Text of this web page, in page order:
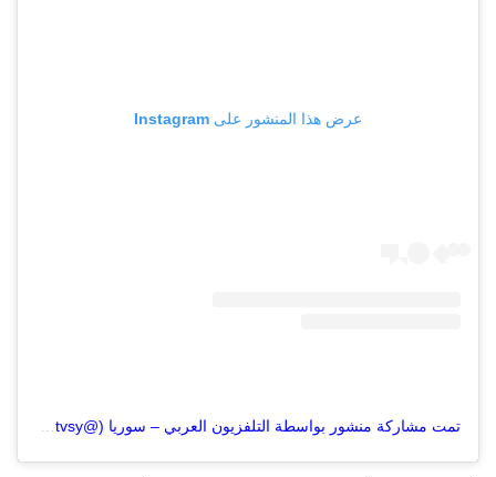
عرض هذا المنشور على Instagram
تمت مشاركة منشور بواسطة ‏‎التلفزيون العربي – سوريا‎‏ (@‏‎alarabytvsy‎‏)